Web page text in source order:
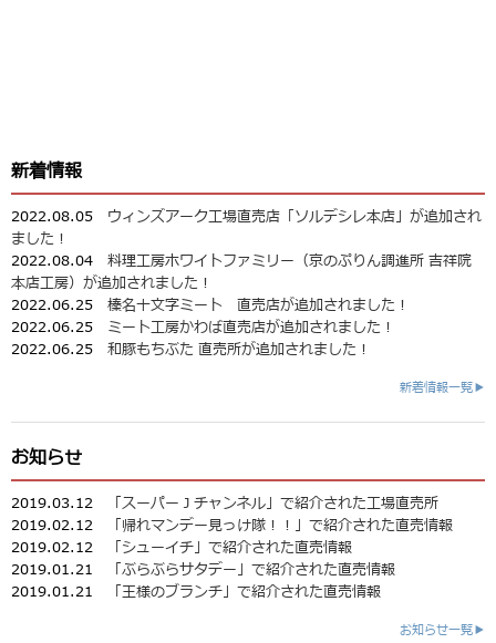
新着情報
2022.08.05 ウィンズアーク工場直売店「ソルデシレ本店」が追加され
ました！
2022.08.04 料理工房ホワイトファミリー（京のぷりん調進所 吉祥院
本店工房）が追加されました！
2022.06.25 榛名十文字ミート 直売店が追加されました！
2022.06.25 ミート工房かわば直売店が追加されました！
2022.06.25 和豚もちぶた 直売所が追加されました！
新着情報一覧▶
お知らせ
2019.03.12
「スーパーＪチャンネル」で紹介された工場直売所
2019.02.12
「帰れマンデー見っけ隊！！」で紹介された直売情報
2019.02.12
「シューイチ」で紹介された直売情報
2019.01.21
「ぶらぶらサタデー」で紹介された直売情報
2019.01.21
「王様のブランチ」で紹介された直売情報
お知らせ一覧▶